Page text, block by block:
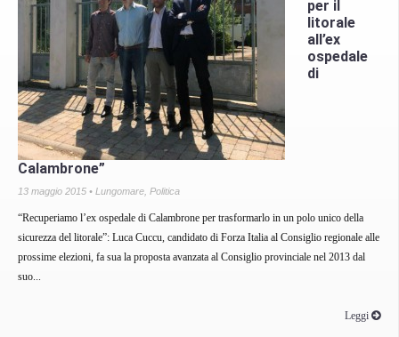
per il
litorale
all’ex
ospedale
di
Calambrone”
13 maggio 2015 • Lungomare Politica
“Recuperiamo l’ex ospedale di Calambrone per trasformarlo in un polo unico della
sicurezza del litorale”: Luca Cuccu, candidato di Forza Italia al Consiglio regionale alle
prossime elezioni, fa sua la proposta avanzata al Consiglio provinciale nel 2013 dal
suo...
Leggi